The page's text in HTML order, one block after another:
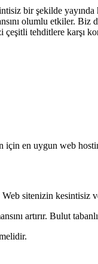
bir şekilde yayında
olumlu etkiler. Biz
tehditlere karşı
en uygun web
sitenizin kesintisiz
artırır. Bulut